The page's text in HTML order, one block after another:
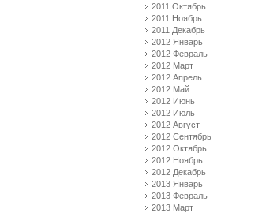
2011 Октябрь
2011 Ноябрь
2011 Декабрь
2012 Январь
2012 Февраль
2012 Март
2012 Апрель
2012 Май
2012 Июнь
2012 Июль
2012 Август
2012 Сентябрь
2012 Октябрь
2012 Ноябрь
2012 Декабрь
2013 Январь
2013 Февраль
2013 Март